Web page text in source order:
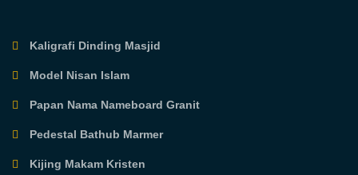
Kaligrafi Dinding Masjid
Model Nisan Islam
Papan Nama Nameboard Granit
Pedestal Bathub Marmer
Kijing Makam Kristen